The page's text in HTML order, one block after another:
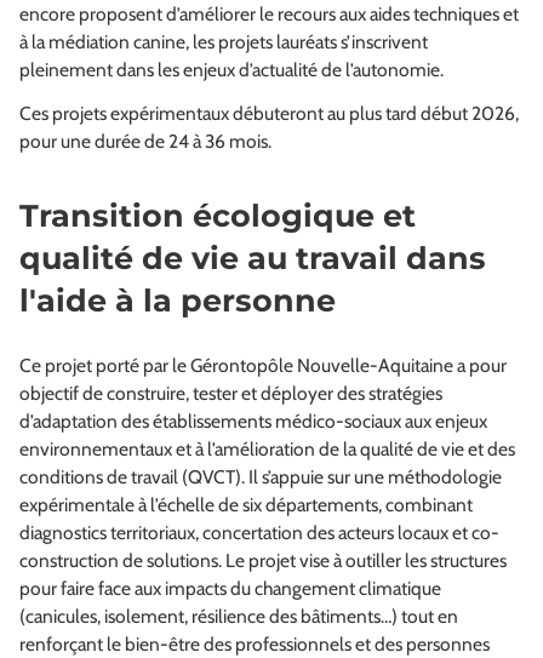
encore proposent d’améliorer le recours aux aides techniques et
à la médiation canine, les projets lauréats s’inscrivent
pleinement dans les enjeux d’actualité de l’autonomie.
Ces projets expérimentaux débuteront au plus tard début 2026,
pour une durée de 24 à 36 mois.
Transition écologique et
qualité de vie au travail dans
l'aide à la personne
Ce projet porté par le Gérontopôle Nouvelle-Aquitaine a pour
objectif de construire, tester et déployer des stratégies
d’adaptation des établissements médico-sociaux aux enjeux
environnementaux et à l’amélioration de la qualité de vie et des
conditions de travail (QVCT). Il s’appuie sur une méthodologie
expérimentale à l’échelle de six départements, combinant
diagnostics territoriaux, concertation des acteurs locaux et co-
construction de solutions. Le projet vise à outiller les structures
pour faire face aux impacts du changement climatique
(canicules, isolement, résilience des bâtiments…) tout en
renforçant le bien-être des professionnels et des personnes